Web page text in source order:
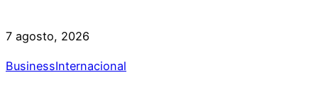
7 agosto, 2026
BusinessInternacional